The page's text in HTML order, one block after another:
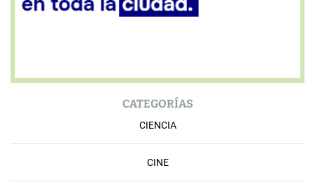
CATEGORÍAS
CIENCIA
CINE